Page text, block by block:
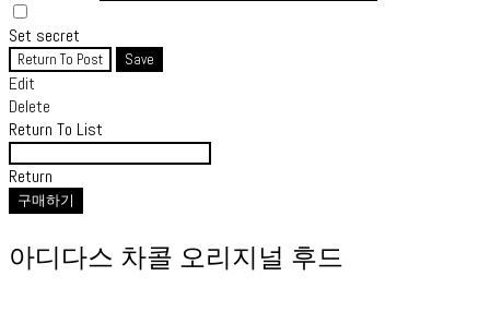
Set secret
Return To Post Save
Edit
Delete
Return To List
Return
구매하기
아디다스 차콜 오리지널 후드